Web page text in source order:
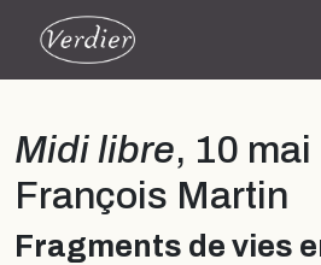
Midi libre, 10 mai
François Martin
Fragments de vies